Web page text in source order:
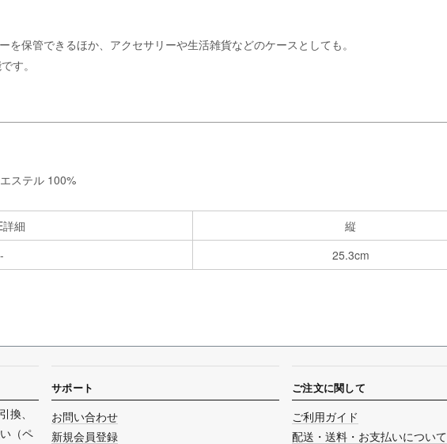
を保管できるほか、アクセサリーや生活雑貨などのケースとしても。
す。
ステル 100%
細 縦
-
25.3cm
換、
（ペ
サポート
お問い合わせ
新規会員登録
ご注文に関して
ご利用ガイド
配送・送料・お支払いについて